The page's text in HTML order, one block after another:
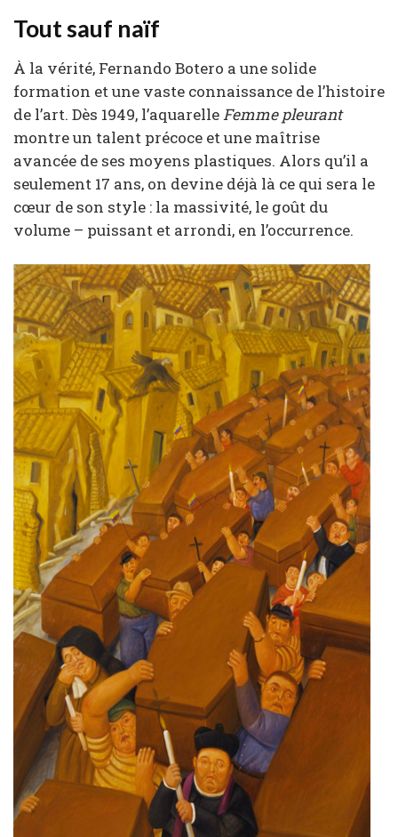
Tout sauf naïf
À la vérité, Fernando Botero a une solide
formation et une vaste connaissance de l’histoire
de l’art. Dès 1949, l’aquarelleFemme pleurant
montre un talent précoce et une maîtrise
avancée de ses moyens plastiques. Alors qu’il a
seulement 17 ans, on devine déjà là ce qui sera le
cœur de son style : la massivité, le goût du
volume – puissant et arrondi, en l’occurrence.